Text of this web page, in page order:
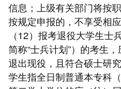
信息；上级有关部门将按
按规定申报的，不享受相
（12）报考退役大学生士
简称“士兵计划”）的考生
退出现役，且符合硕士研
学生指全日制普通本专科